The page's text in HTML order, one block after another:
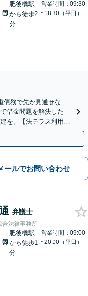
肥後橋駅
から徒歩2
分
営業時間：09:30
~18:30（平日）
債務で先が見通せな
借金問題を解決した
を。【法テラス利用
ールでお問い合わせ
弁護士
合法律事務所
肥後橋駅
から徒歩1
分
営業時間：09:00
~20:00（平日）